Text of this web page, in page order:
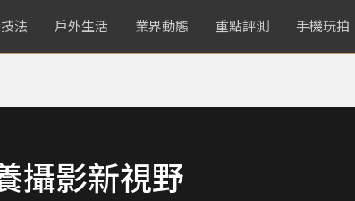
法 戶外生活 業界動態 重點評測 手機玩拍
攝影新視野